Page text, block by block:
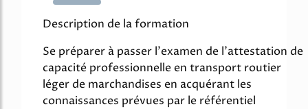
4886%
Description de la formation
Se préparer à passer l'examen de l'attestation de
capacité professionnelle en transport routier
léger de marchandises en acquérant les
connaissances prévues par le référentiel